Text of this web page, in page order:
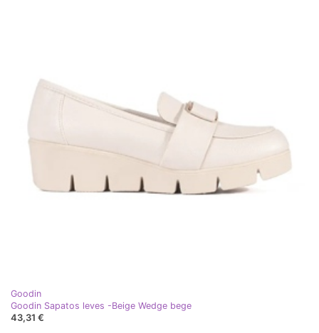
Goodin
Goodin Sapatos leves -Beige Wedge bege
43,31 €